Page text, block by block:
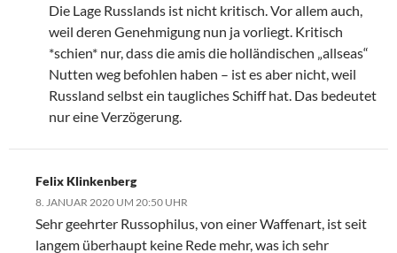
Die Lage Russlands ist nicht kritisch. Vor allem auch,
weil deren Genehmigung nun ja vorliegt. Kritisch
*schien* nur, dass die amis die holländischen „allseas“
Nutten weg befohlen haben – ist es aber nicht, weil
Russland selbst ein taugliches Schiff hat. Das bedeutet
nur eine Verzögerung.
Felix Klinkenberg
8. JANUAR 2020 UM 20:50 UHR
Sehr geehrter Russophilus, von einer Waffenart, ist seit
langem überhaupt keine Rede mehr, was ich sehr